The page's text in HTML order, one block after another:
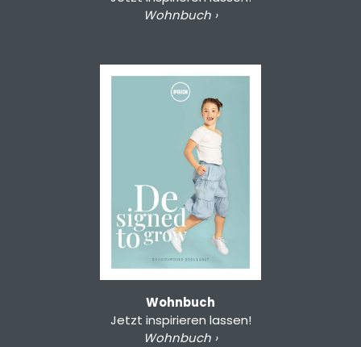
Wohnbuch ›
Wohnbuch
Jetzt inspirieren lassen!
Wohnbuch ›